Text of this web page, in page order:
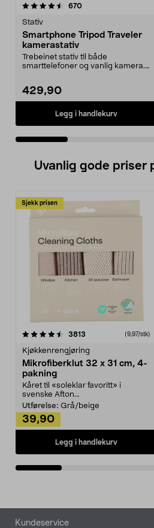
670anmeldelser
Stativ
Smartphone Tripod Traveler
kamerastativ
Trebeinet stativ til både
smarttelefoner og vanlig kamera.
429,90
Legg i handlekurv
0.0 av 5 stjerner
Uvanlig gode priser
Sjekk prisen
3813 anmeldelser(9,97/stk)
Kjøkkenrengjøring
Mikrofiberklut 32 x 31 cm, 4-
pakning
Kåret til «soleklar favoritt» i
svenske Afton...
Utførelse: Grå/beige
39,90
Legg i handlekurv
4.5av 5 stjerner
Bunntekst
Kundeservice